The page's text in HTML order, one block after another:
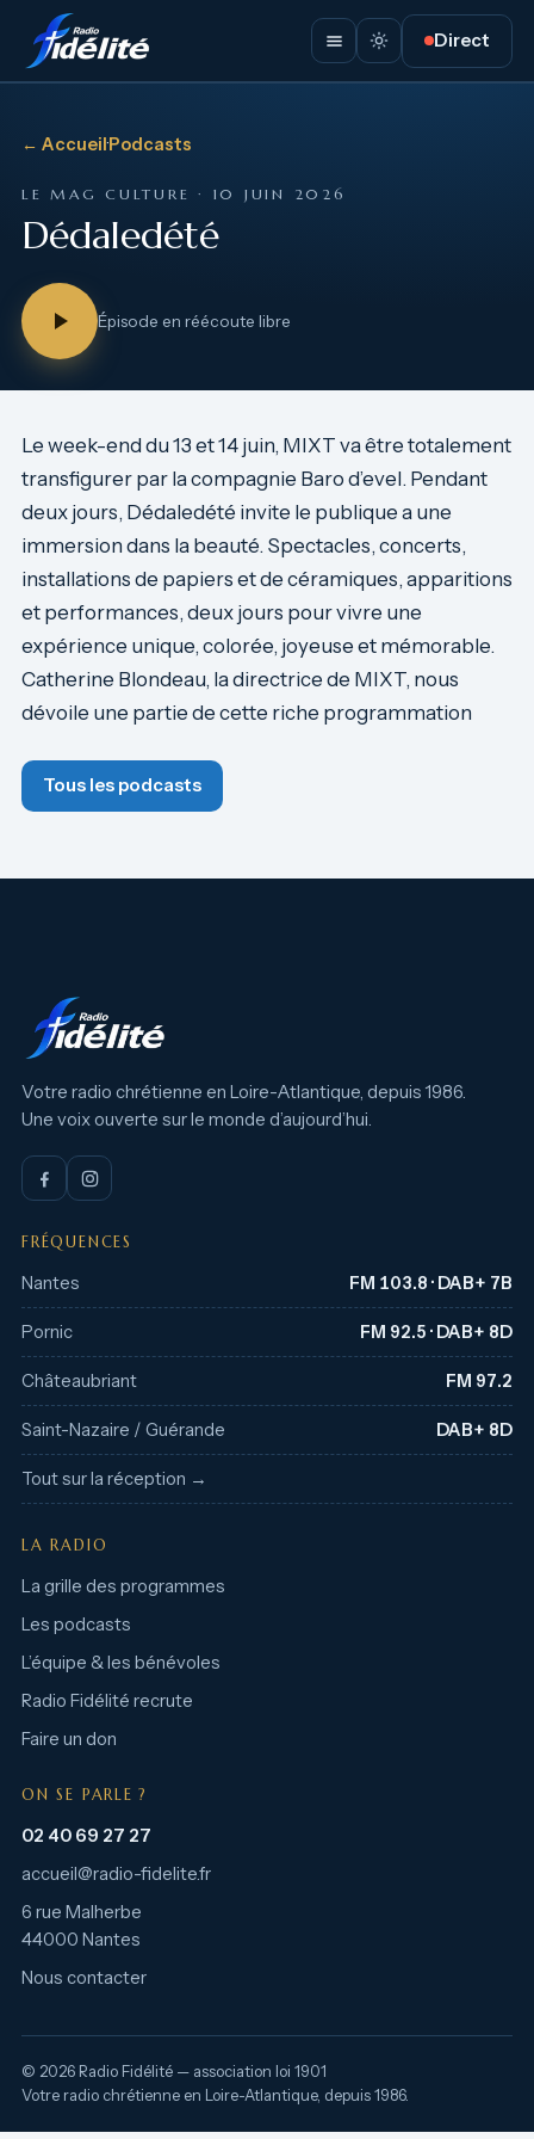
Direct
← Accueil·Podcasts
LE MAG CULTURE · 10 JUIN 2026
Dédaledété
Épisode en réécoute libre
Le week-end du 13 et 14 juin, MIXT va être totalement
transfigurer par la compagnie Baro d’evel. Pendant
deux jours, Dédaledété invite le publique a une
immersion dans la beauté. Spectacles, concerts,
installations de papiers et de céramiques, apparitions
et performances, deux jours pour vivre une
expérience unique, colorée, joyeuse et mémorable.
Catherine Blondeau, la directrice de MIXT, nous
dévoile une partie de cette riche programmation
Tous les podcasts
Votre radio chrétienne en Loire-Atlantique, depuis 1986.
Une voix ouverte sur le monde d’aujourd’hui.
FRÉQUENCES
Nantes FM 103.8 · DAB+ 7B
Pornic FM 92.5 · DAB+ 8D
Châteaubriant FM 97.2
Saint-Nazaire / Guérande DAB+ 8D
Tout sur la réception →
LA RADIO
La grille des programmes
Les podcasts
L’équipe & les bénévoles
Radio Fidélité recrute
Faire un don
ON SE PARLE ?
02 40 69 27 27
accueil@radio-fidelite.fr
6 rue Malherbe
44000 Nantes
Nous contacter
© 2026 Radio Fidélité — association loi 1901
Votre radio chrétienne en Loire-Atlantique, depuis 1986.